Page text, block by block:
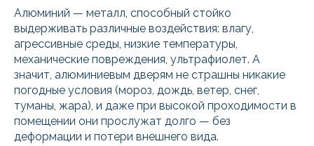
Алюминий — металл, способный стойко
выдерживать различные воздействия: влагу,
агрессивные среды, низкие температуры,
механические повреждения, ультрафиолет. А
значит, алюминиевым дверям не страшны никакие
погодные условия (мороз, дождь, ветер, снег,
туманы, жара), и даже при высокой проходимости в
помещении они прослужат долго — без
деформации и потери внешнего вида.